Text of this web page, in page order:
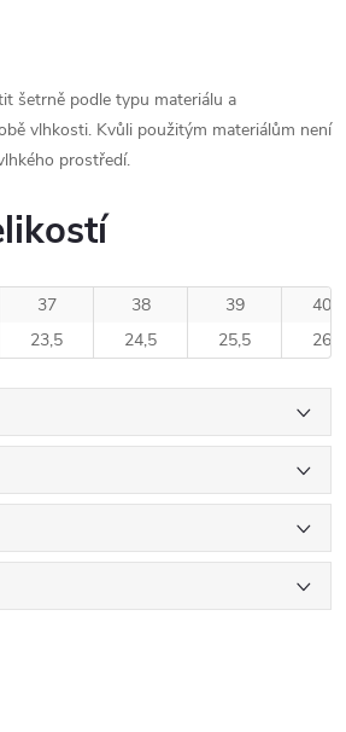
šetrně podle typu materiálu a
vlhkosti. Kvůli použitým materiálům není
prostředí.
37 38 39
40
23,5 24,5 25,5 26